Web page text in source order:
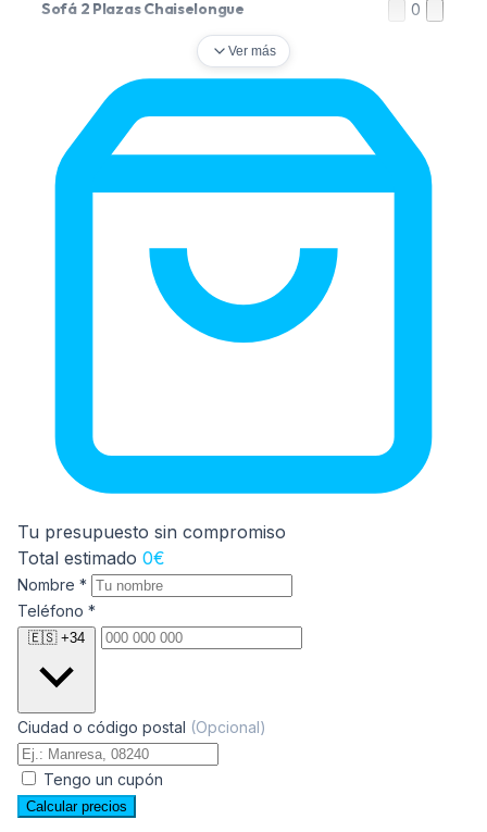
Sofá 2 Plazas Chaiselongue 0
Sofá 3 Plazas
Sofá 3 Plazas Chaiselongue (Pequeño)
Sofá 3 Plazas Chaiselongue (Grande)
Sofá 4 Plazas
Ver más
Tu presupuesto sin compromiso
Total estimado 0€
Nombre *
Teléfono *
🇪🇸 +34
Ciudad o código postal (Opcional)
Mensaje
Tengo un cupón
Calcular precios